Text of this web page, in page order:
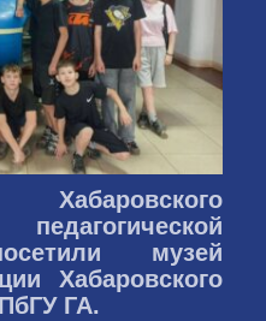
музей
Хабаровского
ГА.